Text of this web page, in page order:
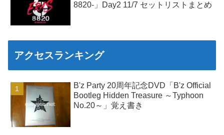
8820-」Day2 11/7 セットリストまとめ
アクセスランキング
B'z Party 20周年記念DVD「B'z Official
Bootleg Hidden Treasure ～Typhoon
No.20～」覚え書き